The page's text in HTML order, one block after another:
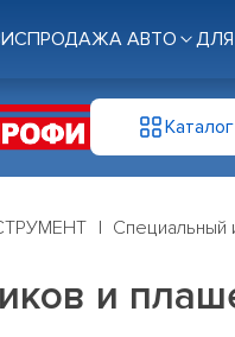
ПРОДАЖА АВТО
Каталог
Специальный
и